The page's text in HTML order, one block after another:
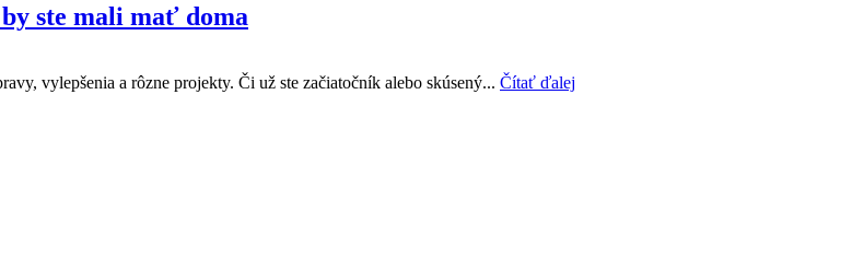
ste mali mať doma
vylepšenia a rôzne projekty. Či už ste začiatočník alebo skúsený... Čítať ďalej